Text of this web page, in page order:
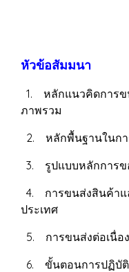
หัวข้อสัมมนา
1. หลักแนวคิดการข
ภาพรวม
2. หลักพื้นฐานในกา
3. รูปแบบหลักการข
4. การขนส่งสินค้าแ
ประเทศ
5. การขนส่งต่อเนื่อ
6. ขั้นตอนการปฏิบัติ